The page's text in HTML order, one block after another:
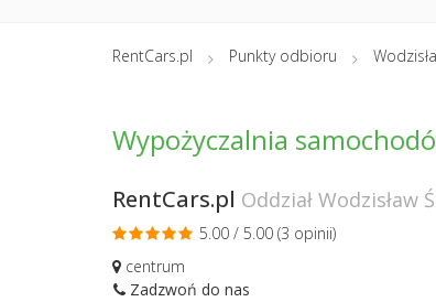
RentCars.pl Punkty odbioru
Wypożyczalnia
RentCars.pl Oddział Wodzisław
5.00 / 5.00 (3 opinii)
centrum
Zadzwoń do nas